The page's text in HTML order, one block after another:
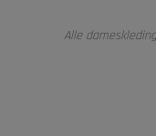
Alle dameskleding